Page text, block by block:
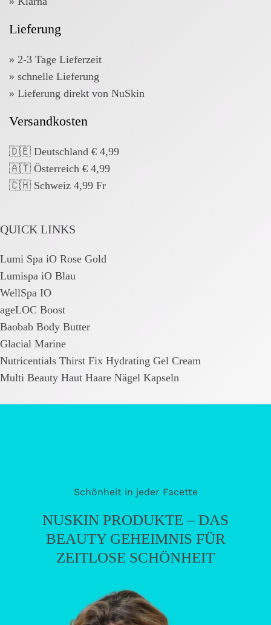
Lieferung
» 2-3 Tage Lieferzeit
» schnelle Lieferung
» Lieferung direkt von NuSkin
Versandkosten
🇩🇪 Deutschland € 4,99
🇦🇹 Österreich € 4,99
🇨🇭 Schweiz 4,99 Fr
QUICK LINKS
Lumi Spa iO Rose Gold
Lumispa iO Blau
WellSpa IO
ageLOC Boost
Baobab Body Butter
Glacial Marine
Nutricentials Thirst Fix Hydrating Gel Cream
Multi Beauty Haut Haare Nägel Kapseln
Schönheit in jeder Facette
NUSKIN PRODUKTE – DAS
BEAUTY GEHEIMNIS FÜR
ZEITLOSE SCHÖNHEIT